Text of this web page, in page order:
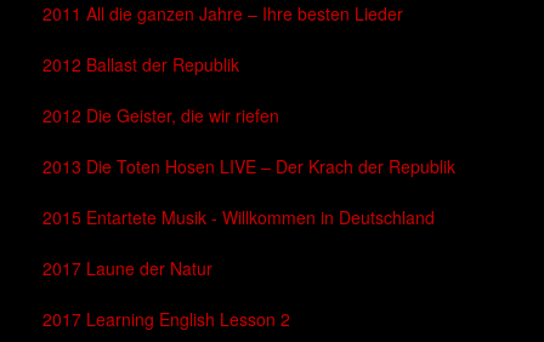
2011 All die ganzen Jahre – Ihre besten Lieder
2012 Ballast der Republik
2012 Die Geister, die wir riefen
2013 Die Toten Hosen LIVE – Der Krach der Republik
2015 Entartete Musik - Willkommen in Deutschland
2017 Laune der Natur
2017 Learning English Lesson 2